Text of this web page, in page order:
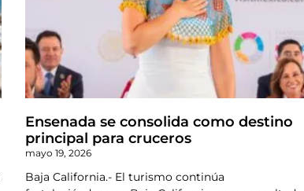
Ensenada se consolida como destino
principal para cruceros
mayo 19, 2026
Baja California.- El turismo continúa